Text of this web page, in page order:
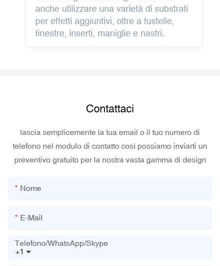
anche utilizzare una varietà di substrati
per effetti aggiuntivi, oltre a fustelle,
finestre, inserti, maniglie e nastri.
Contattaci
lascia semplicemente la tua email o il tuo numero di
telefono nel modulo di contatto così possiamo inviarti un
preventivo gratuito per la nostra vasta gamma di design
Nome
E-Mail
+1
Telefono/WhatsApp/Skype